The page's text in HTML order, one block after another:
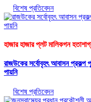
বিশেষ প্রতিবেদন
হাজার হাজার প্লট মালিকগন
রাজউকের সর্বোবৃহৎ আবাসন প্রকল্প
পায়নি
বিশেষ প্রতিবেদন